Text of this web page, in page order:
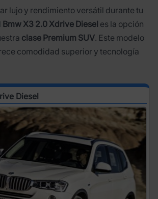
lujo y rendimiento versátil durante tu
Bmw X3 2.0 Xdrive Diesel es la opción
clase Premium SUV. Este modelo
comodidad superior y tecnología
Diesel